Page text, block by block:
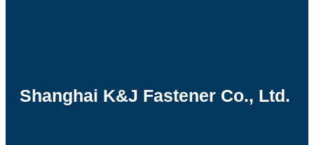
Shanghai K&J Fastener Co., Ltd.